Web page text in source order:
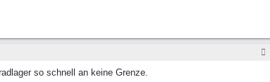
so schnell an keine Grenze.